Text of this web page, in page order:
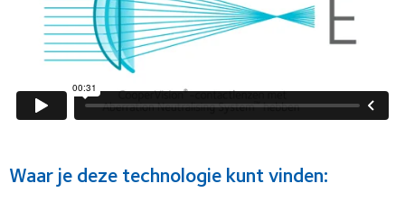
Waar je deze technologie kunt vinden: